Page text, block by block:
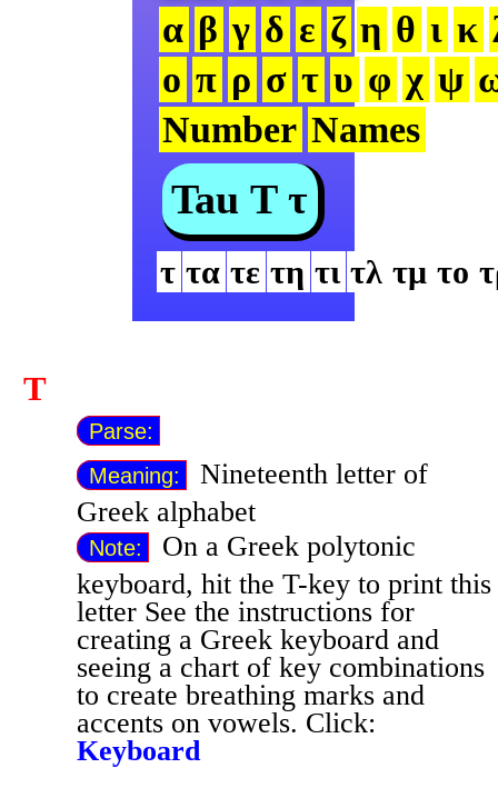
α β γ δ ε ζ η θ ι κ
ο π ρ σ τ υ φ χ ψ
Number Names
Tau Τ τ
τ τα τε τη τι τλ τμ το
Τ
Parse:
Meaning:
Nineteenth letter of
Greek alphabet
Note:
On a Greek polytonic
keyboard, hit the T-key to print this
letter See the instructions for
creating a Greek keyboard and
seeing a chart of key combinations
to create breathing marks and
accents on vowels. Click:
Keyboard